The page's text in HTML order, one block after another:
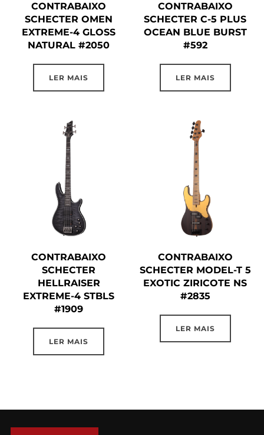
CONTRABAIXO
SCHECTER OMEN
EXTREME-4 GLOSS
NATURAL #2050
LER MAIS
CONTRABAIXO
SCHECTER C-5 PLUS
OCEAN BLUE BURST
#592
LER MAIS
CONTRABAIXO
SCHECTER
HELLRAISER
EXTREME-4 STBLS
#1909
LER MAIS
CONTRABAIXO
SCHECTER MODEL-T 5
EXOTIC ZIRICOTE NS
#2835
LER MAIS